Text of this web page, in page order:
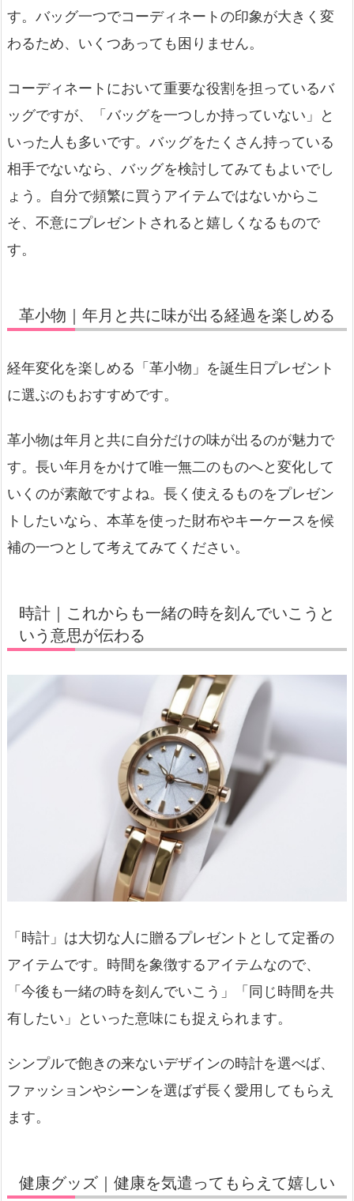
す。バッグ一つでコーディネートの印象が大きく変
わるため、いくつあっても困りません。
コーディネートにおいて重要な役割を担っているバ
ッグですが、「バッグを一つしか持っていない」と
いった人も多いです。バッグをたくさん持っている
相手でないなら、バッグを検討してみてもよいでし
ょう。自分で頻繁に買うアイテムではないからこ
そ、不意にプレゼントされると嬉しくなるもので
す。
革小物｜年月と共に味が出る経過を楽しめる
経年変化を楽しめる「革小物」を誕生日プレゼント
に選ぶのもおすすめです。
革小物は年月と共に自分だけの味が出るのが魅力で
す。長い年月をかけて唯一無二のものへと変化して
いくのが素敵ですよね。長く使えるものをプレゼン
トしたいなら、本革を使った財布やキーケースを候
補の一つとして考えてみてください。
時計｜これからも一緒の時を刻んでいこうと
いう意思が伝わる
「時計」は大切な人に贈るプレゼントとして定番の
アイテムです。時間を象徴するアイテムなので、
「今後も一緒の時を刻んでいこう」「同じ時間を共
有したい」といった意味にも捉えられます。
シンプルで飽きの来ないデザインの時計を選べば、
ファッションやシーンを選ばず長く愛用してもらえ
ます。
健康グッズ｜健康を気遣ってもらえて嬉しい